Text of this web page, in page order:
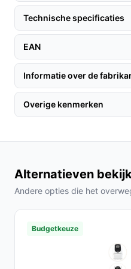
van je baby en verbind
Download vervolgens de
smartphone en volg de
maken. Binnen enkele
gezondheid van je baby te
Specificaties in
Inclusief 4 sokken in
je altijd klaar bent om
Hoe lang gaat dit product
De Owlet Dream Sock
minimaal 2 jaar, wat de
Technische specificaties
EAN
Informatie over de
Overige kenmerken
Alternatieven
Andere opties die het
Budgetkeuze